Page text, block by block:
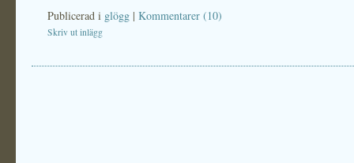
Publicerad i glögg | Kommentarer (10)
Skriv ut inlägg